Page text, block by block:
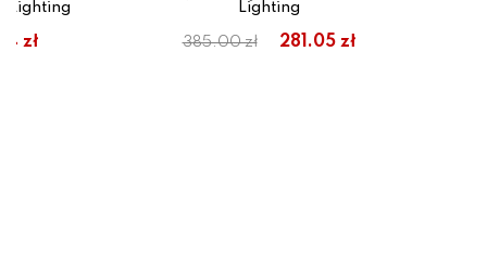
Lighting
zł
Lighting
385.00 zł 281.05 zł